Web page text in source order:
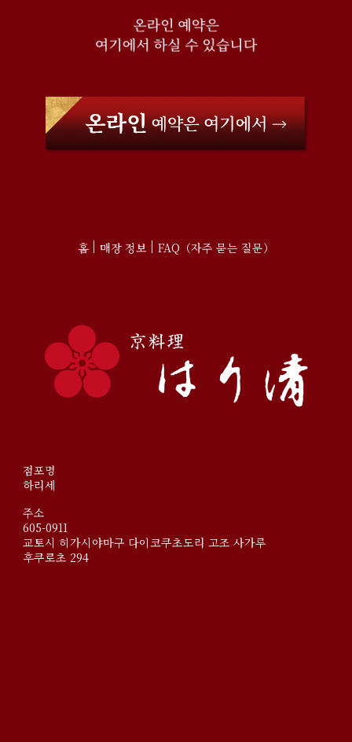
홈 매장 정보 FAQ（자주 묻는 질문）
점포명
하리세
주소
605-0911
교토시 히가시야마구 다이코쿠초도리 고조 사가루
후쿠로초 294